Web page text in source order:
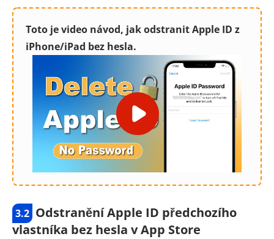
Toto je video návod, jak odstranit Apple ID z
iPhone/iPad bez hesla.
3.2 Odstranění Apple ID předchozího
vlastníka bez hesla v App Store